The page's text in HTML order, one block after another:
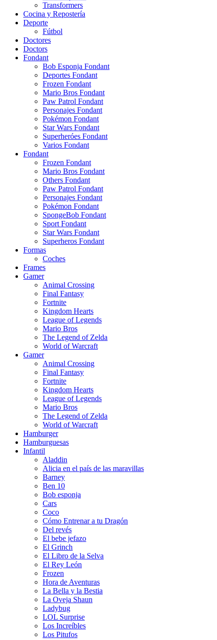
Transformers
Cocina y Repostería
Deporte
Fútbol
Doctores
Doctors
Fondant
Bob Esponja Fondant
Deportes Fondant
Frozen Fondant
Mario Bros Fondant
Paw Patrol Fondant
Personajes Fondant
Pokémon Fondant
Star Wars Fondant
Superheróes Fondant
Varios Fondant
Fondant
Frozen Fondant
Mario Bros Fondant
Others Fondant
Paw Patrol Fondant
Personajes Fondant
Pokémon Fondant
SpongeBob Fondant
Sport Fondant
Star Wars Fondant
Superheros Fondant
Formas
Coches
Frames
Gamer
Animal Crossing
Final Fantasy
Fortnite
Kingdom Hearts
League of Legends
Mario Bros
The Legend of Zelda
World of Warcraft
Gamer
Animal Crossing
Final Fantasy
Fortnite
Kingdom Hearts
League of Legends
Mario Bros
The Legend of Zelda
World of Warcraft
Hamburger
Hamburguesas
Infantil
Aladdin
Alicia en el país de las maravillas
Barney
Ben 10
Bob esponja
Cars
Coco
Cómo Entrenar a tu Dragón
Del revés
El bebe jefazo
El Grinch
El Libro de la Selva
El Rey León
Frozen
Hora de Aventuras
La Bella y la Bestia
La Oveja Shaun
Ladybug
LOL Surprise
Los Increíbles
Los Pitufos